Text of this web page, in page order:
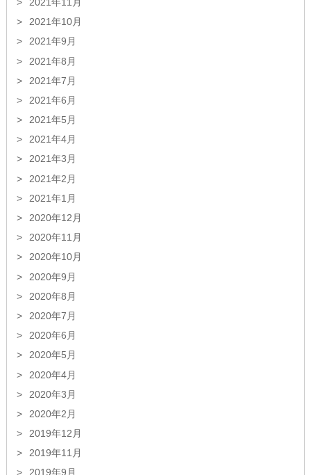
2021年10月
2021年9月
2021年8月
2021年7月
2021年6月
2021年5月
2021年4月
2021年3月
2021年2月
2021年1月
2020年12月
2020年11月
2020年10月
2020年9月
2020年8月
2020年7月
2020年6月
2020年5月
2020年4月
2020年3月
2020年2月
2019年12月
2019年11月
2019年9月